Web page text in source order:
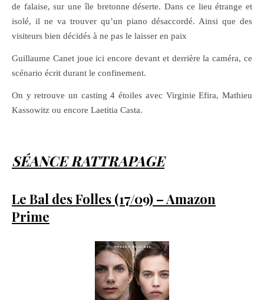
de falaise, sur une île bretonne déserte. Dans ce lieu étrange et
isolé, il ne va trouver qu’un piano désaccordé. Ainsi que des
visiteurs bien décidés à ne pas le laisser en paix
Guillaume Canet joue ici encore devant et derrière la caméra, ce
scénario écrit durant le confinement.
On y retrouve un casting 4 étoiles avec Virginie Efira, Mathieu
Kassowitz ou encore Laetitia Casta.
SÉANCE RATTRAPAGE
Le Bal des Folles (17/09) – Amazon
Prime